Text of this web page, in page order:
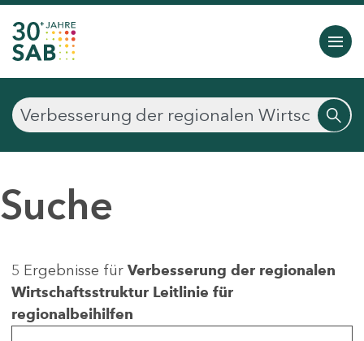
Suche
5 Ergebnisse für Verbesserung der regionalen
Wirtschaftsstruktur Leitlinie für
regionalbeihilfen